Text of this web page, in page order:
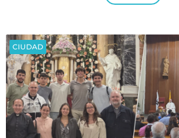
CIUDAD